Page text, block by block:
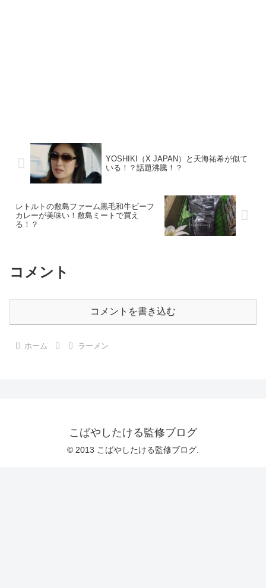
YOSHIKI（X JAPAN）と天海祐希が似て
いる！？話題沸騰！？
レトルトの敷島ファーム黒毛和牛ビーフ
カレーが美味い！敷島ミートで買え
る！？
コメント
コメントを書き込む
ホーム ラーメン
こばやしたける監修ブログ
© 2013 こばやしたける監修ブログ.